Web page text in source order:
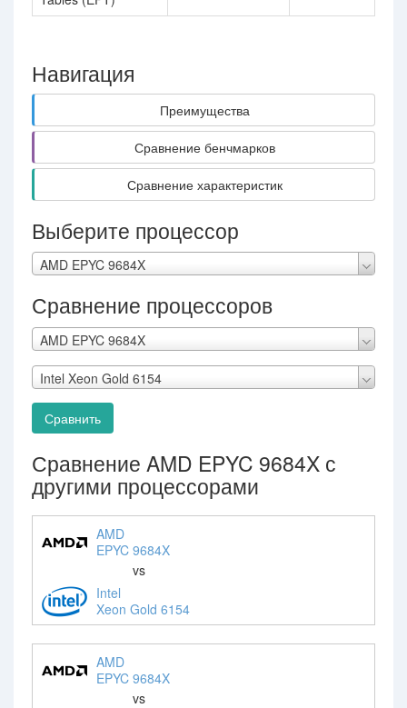
Навигация
Преимущества
Сравнение бенчмарков
Сравнение характеристик
Выберите процессор
AMD EPYC 9684X
Сравнение процессоров
AMD EPYC 9684X
Intel Xeon Gold 6154
Сравнить
Сравнение AMD EPYC 9684X с
другими процессорами
AMD
EPYC 9684X
vs
Intel
Xeon Gold 6154
AMD
EPYC 9684X
vs